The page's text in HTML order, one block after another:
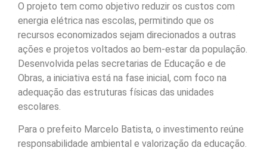
O projeto tem como objetivo reduzir os custos com
energia elétrica nas escolas, permitindo que os
recursos economizados sejam direcionados a outras
ações e projetos voltados ao bem-estar da população.
Desenvolvida pelas secretarias de Educação e de
Obras, a iniciativa está na fase inicial, com foco na
adequação das estruturas físicas das unidades
escolares.
Para o prefeito Marcelo Batista, o investimento reúne
responsabilidade ambiental e valorização da educação.